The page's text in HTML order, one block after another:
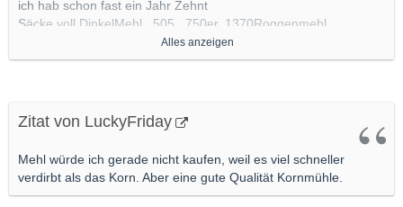
ich hab schon fast ein Jahr Zehnt
Säcke voll DinkelMehl , 505 , 750er, 1370Roggenmehl
so 150 Kg halt
hab gerade nochmal nachgeschaut,da habe ich noch jede
Menge FertigBrotBackmischungen
da muss man halt Neue/FRische Hefe mit reintun nach Jahren
zum Einkaufen Grossmarkt oder gleich zu irgendeiner Mühle
Alles anzeigen
Zitat von LuckyFriday
Mehl würde ich gerade nicht kaufen, weil es viel schneller
verdirbt als das Korn. Aber eine gute Qualität Kornmühle.